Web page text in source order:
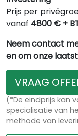
Prijs per
vanaf 4800 € +
Neem contact
en om onze
VRAAG
(*De eindprijs kan
specialisatie van
methode van